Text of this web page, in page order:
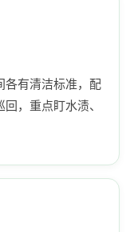
各有清洁标准，配
，重点盯水渍、